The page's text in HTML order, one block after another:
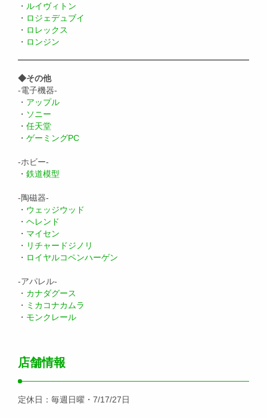
・ ルイヴィトン
・ ロジェデュブイ
・ ロレックス
・ ロンジン
◆その他
-電子機器-
・ アップル
・ ソニー
・ 任天堂
・ ゲーミングPC
-ホビー-
・ 鉄道模型
-陶磁器-
・ ウェッジウッド
・ ヘレンド
・ マイセン
・ リチャードジノリ
・ ロイヤルコペンハーゲン
-アパレル-
・ カナダグース
・ ミカコナカムラ
・ モンクレール
店舗情報
定休日：毎週日曜・7/17/27日